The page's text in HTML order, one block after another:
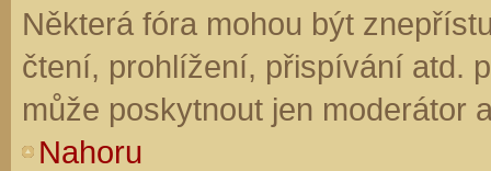
Některá fóra mohou být
čtení, prohlížení, přispívání atd.
může poskytnout jen moderátor
Nahoru